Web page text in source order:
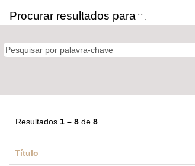
Procurar resultados para "".
Resultados 1 – 8 de 8
Título